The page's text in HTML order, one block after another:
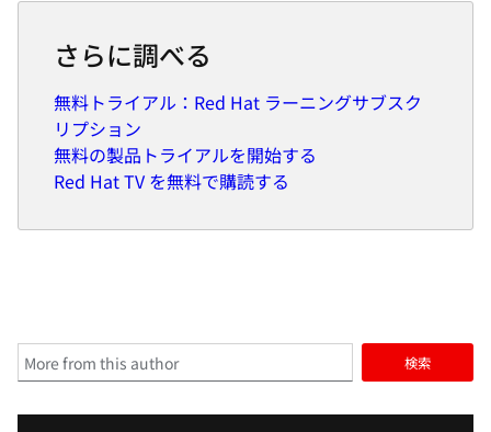
さらに調べる
無料トライアル：Red Hat ラーニングサブスク
リプション
無料の製品トライアルを開始する
Red Hat TV を無料で購読する
検索